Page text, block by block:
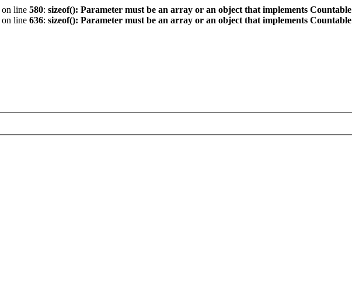
on line 580: sizeof(): Parameter must be an array or an object that implements Countable
on line 636: sizeof(): Parameter must be an array or an object that implements Countable